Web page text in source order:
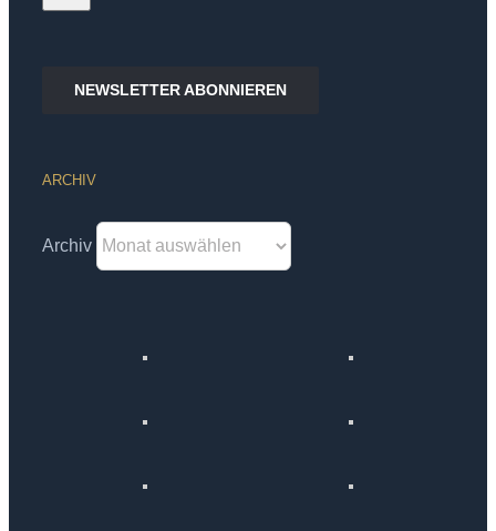
NEWSLETTER ABONNIEREN
ARCHIV
Archiv